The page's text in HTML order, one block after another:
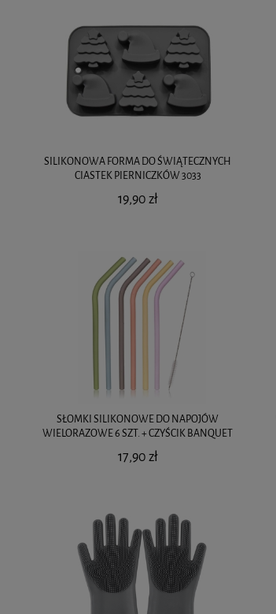
SILIKONOWA FORMA DO ŚWIĄTECZNYCH
CIASTEK PIERNICZKÓW 3033
19,90 zł
SŁOMKI SILIKONOWE DO NAPOJÓW
WIELORAZOWE 6 SZT. + CZYŚCIK BANQUET
17,90 zł